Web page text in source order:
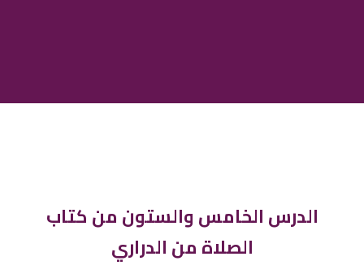
الدرس الخامس والستون من كتاب
الصلاة من الدراري